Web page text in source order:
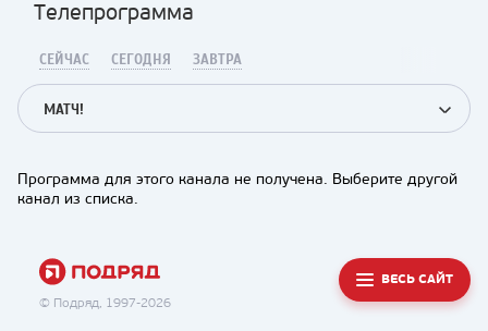
Телепрограмма
СЕЙЧАС СЕГОДНЯ ЗАВТРА
МАТЧ!
Программа для этого канала не получена. Выберите другой
канал из списка.
© Подряд, 1997-2026
ВЕСЬ САЙТ